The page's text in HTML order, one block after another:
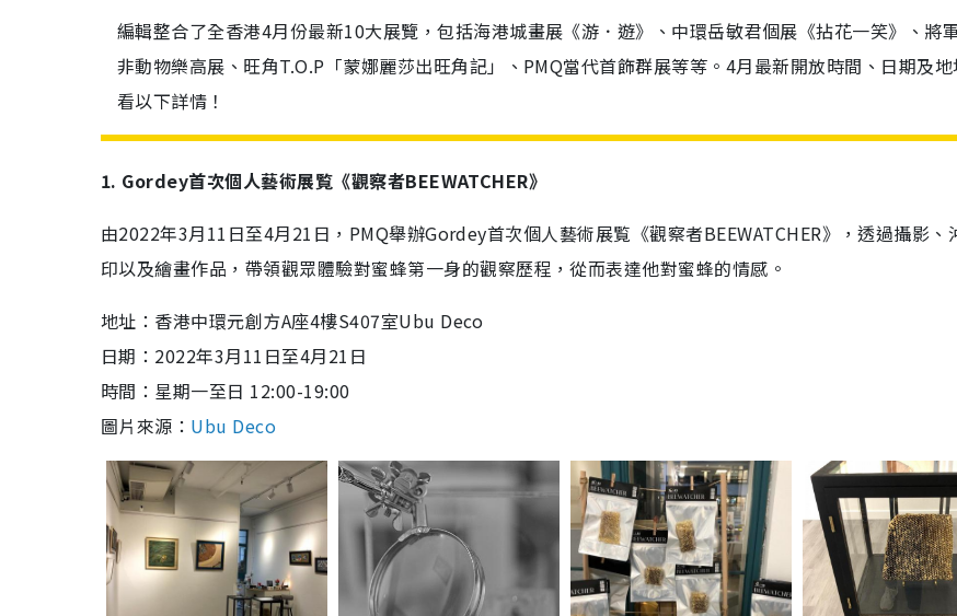
編輯整合了全香港4月份最新10大展覽，包括海港城畫展《游．遊》、中環岳敏君個展《拈花一笑》、將
非動物樂高展、旺角T.O.P「蒙娜麗莎出旺角記」、PMQ當代首飾群展等等。4月最新開放時間、日期及地
看以下詳情！
1. Gordey首次個人藝術展覧《觀察者BEEWATCHER》
由2022年3月11日至4月21日，PMQ舉辦Gordey首次個人藝術展覧《觀察者BEEWATCHER》，透過攝影、
印以及繪畫作品，帶領觀眾體驗對蜜蜂第一身的觀察歷程，從而表達他對蜜蜂的情感。
地址： 香港中環元創方A座4樓S407室Ubu Deco
日期：2022年3月11日至4月21日
時間： 星期一至日 12:00-19:00
圖片來源： Ubu Deco